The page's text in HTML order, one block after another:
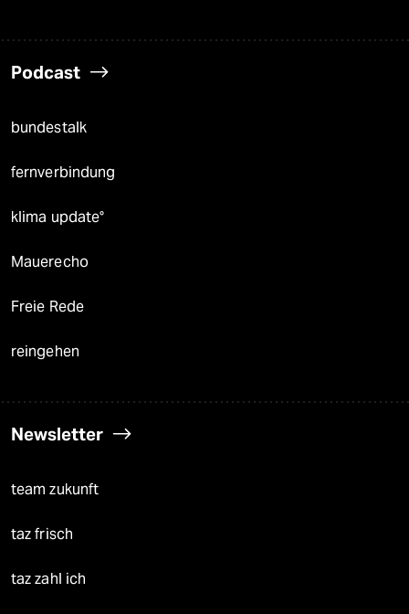
Podcast
bundestalk
fernverbindung
klima update°
Mauerecho
Freie Rede
reingehen
Newsletter
team zukunft
taz frisch
taz zahl ich